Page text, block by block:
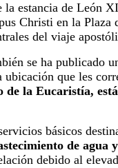
la estancia de León
Christi en la Plaza
del viaje
se ha publicado
que les
la Eucaristía,
básicos
de agua
debido al